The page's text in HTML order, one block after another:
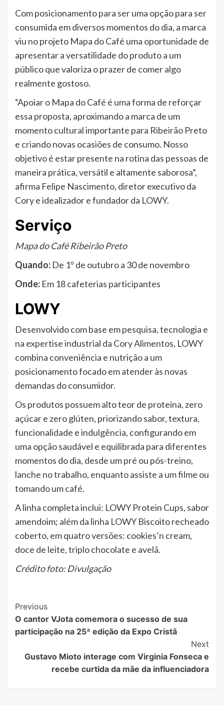
Com posicionamento para ser uma opção para ser
consumida em diversos momentos do dia, a marca
viu no projeto Mapa do Café uma oportunidade de
apresentar a versatilidade do produto a um
público que valoriza o prazer de comer algo
realmente gostoso.
“Apoiar o Mapa do Café é uma forma de reforçar
essa proposta, aproximando a marca de um
momento cultural importante para Ribeirão Preto
e criando novas ocasiões de consumo. Nosso
objetivo é estar presente na rotina das pessoas de
maneira prática, versátil e altamente saborosa”,
afirma Felipe Nascimento, diretor executivo da
Cory e idealizador e fundador da LOWY.
Serviço
Mapa do Café Ribeirão Preto
Quando: De 1º de outubro a 30 de novembro
Onde: Em 18 cafeterias participantes
LOWY
Desenvolvido com base em pesquisa, tecnologia e
na expertise industrial da Cory Alimentos, LOWY
combina conveniência e nutrição a um
posicionamento focado em atender às novas
demandas do consumidor.
Os produtos possuem alto teor de proteína, zero
açúcar e zero glúten, priorizando sabor, textura,
funcionalidade e indulgência, configurando em
uma opção saudável e equilibrada para diferentes
momentos do dia, desde um pré ou pós-treino,
lanche no trabalho, enquanto assiste a um filme ou
tomando um café.
A linha completa inclui: LOWY Protein Cups, sabor
amendoim; além da linha LOWY Biscoito recheado
coberto, em quatro versões: cookies’n cream,
doce de leite, triplo chocolate e avelã.
Crédito foto: Divulgação
Post
Navigation
Previous
O cantor VJota comemora o sucesso de sua
participação na 25ª edição da Expo Cristã
Next
Gustavo Mioto interage com Virginia Fonseca e
recebe curtida da mãe da influenciadora